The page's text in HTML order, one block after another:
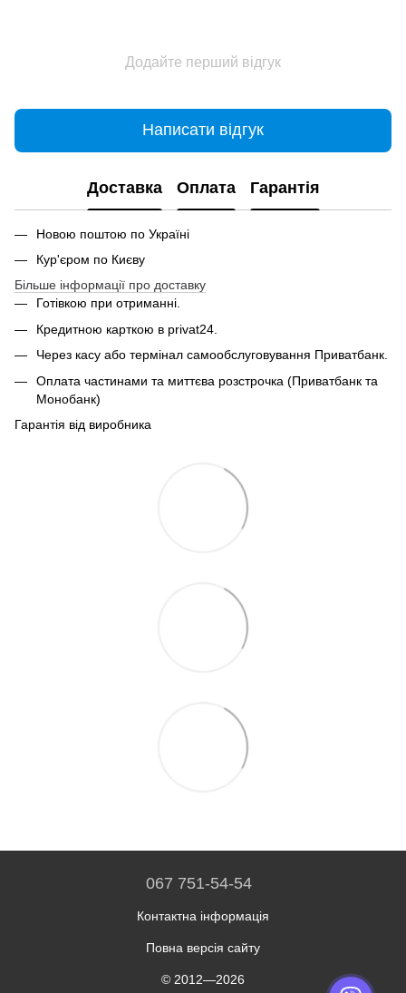
Додайте перший відгук
Написати відгук
Доставка Оплата Гарантія
Новою поштою по Україні
Кур'єром по Києву
Більше інформації про доставку
Готівкою при отриманні.
Кредитною карткою в privat24.
Через касу або термінал самообслуговування Приватбанк.
Оплата частинами та миттєва розстрочка (Приватбанк та
Монобанк)
Гарантія від виробника
067 751-54-54
Контактна інформація
Повна версія сайту
© 2012—2026